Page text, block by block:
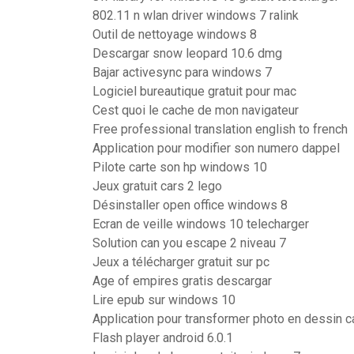
802.11 n wlan driver windows 7 ralink
Outil de nettoyage windows 8
Descargar snow leopard 10.6 dmg
Bajar activesync para windows 7
Logiciel bureautique gratuit pour mac
Cest quoi le cache de mon navigateur
Free professional translation english to french
Application pour modifier son numero dappel
Pilote carte son hp windows 10
Jeux gratuit cars 2 lego
Désinstaller open office windows 8
Ecran de veille windows 10 telecharger
Solution can you escape 2 niveau 7
Jeux a télécharger gratuit sur pc
Age of empires gratis descargar
Lire epub sur windows 10
Application pour transformer photo en dessin
Flash player android 6.0.1